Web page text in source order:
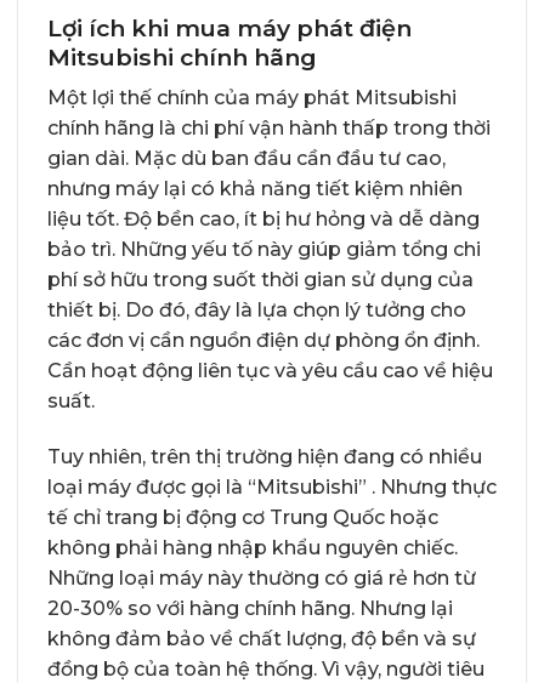
Lợi ích khi mua máy phát điện
Mitsubishi chính hãng
Một lợi thế chính của máy phát Mitsubishi
chính hãng là chi phí vận hành thấp trong thời
gian dài. Mặc dù ban đầu cần đầu tư cao,
nhưng máy lại có khả năng tiết kiệm nhiên
liệu tốt. Độ bền cao, ít bị hư hỏng và dễ dàng
bảo trì. Những yếu tố này giúp giảm tổng chi
phí sở hữu trong suốt thời gian sử dụng của
thiết bị. Do đó, đây là lựa chọn lý tưởng cho
các đơn vị cần nguồn điện dự phòng ổn định.
Cần hoạt động liên tục và yêu cầu cao về hiệu
suất.
Tuy nhiên, trên thị trường hiện đang có nhiều
loại máy được gọi là “Mitsubishi” . Nhưng thực
tế chỉ trang bị động cơ Trung Quốc hoặc
không phải hàng nhập khẩu nguyên chiếc.
Những loại máy này thường có giá rẻ hơn từ
20-30% so với hàng chính hãng. Nhưng lại
không đảm bảo về chất lượng, độ bền và sự
đồng bộ của toàn hệ thống. Vì vậy, người tiêu